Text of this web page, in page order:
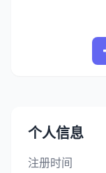
个人信息
注册时间